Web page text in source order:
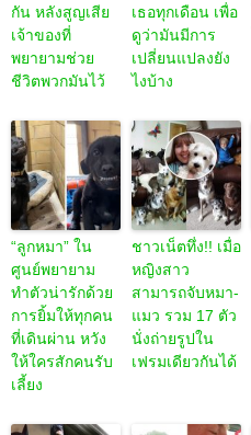
กัน หลังสูญเสีย
เจ้าของที่
พยายามช่วย
ชีวิตพวกมันไว้
เธอทุกเดือน เพื่อ
ดูว่ามันมีการ
เปลี่ยนแปลงยัง
ไงบ้าง
“ลูกหมา” ใน
ศูนย์พยายาม
ทำตัวน่ารักด้วย
การยิ้มให้ทุกคน
ที่เดินผ่าน หวัง
ให้ใครสักคนรับ
เลี้ยง
ชาวเน็ตทึ่ง!! เมื่อ
หญิงสาว
สามารถจับหมา-
แมว รวม 17 ตัว
นั่งถ่ายรูปใน
เฟรมเดียวกันได้